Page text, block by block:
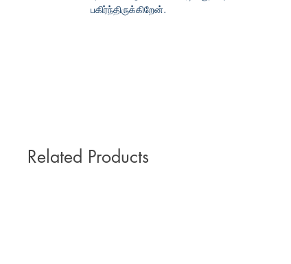
பகிர்ந்திருக்கிறேன்.
Related Products